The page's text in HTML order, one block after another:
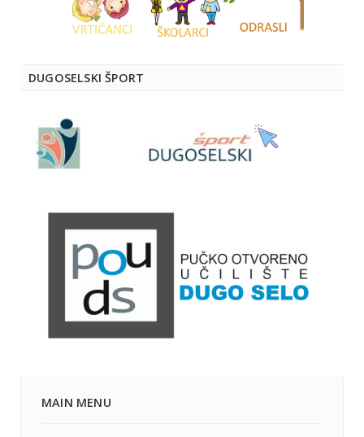
DUGOSELSKI ŠPORT
MAIN MENU